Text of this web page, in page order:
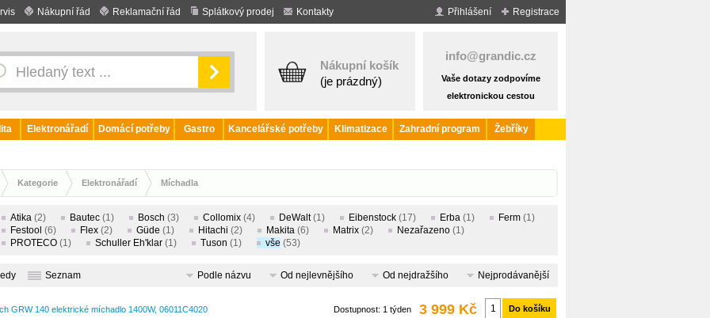
Nákupní řád Reklamační řád Splátkový prodej Kontakty Registrace
Přihlášení
Nákupní košík
(je prázdný)
info@grandic.cz
Vaše dotazy zodpovíme
elektronickou cestou
Elektronářadí Domácí potřeby Gastro Kancelářské potřeby Klimatizace Zahradní program
Žebříky
Kategorie Elektronářadí Míchadla
Atika (2) Bautec (1) Bosch (3) Collomix (4) DeWalt (1) Eibenstock (17) Erba (1) Ferm (1)
Festool (6) Flex (2) Güde (1) Hitachi (2) Makita (6) Matrix (2) Nezařazeno (1)
PROTECO (1) Schuller Eh'klar (1) Tuson (1) vše (53)
Seznam Podle názvu Od nejlevnějšího Od nejdražšího Nejprodávanější
Do košíku
3 999 Kč
Dostupnost: 1 týden
GRW 140 elektrické míchadlo 1400W, 06011C4020